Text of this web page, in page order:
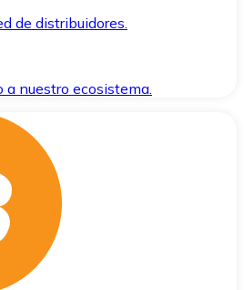
de distribuidores.
nuestro ecosistema.